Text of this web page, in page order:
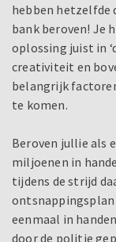
hebben hetzelfde
bank beroven! Je
oplossing juist in
creativiteit en
belangrijk
te komen.
Beroven jullie als
miljoenen in
tijdens de strijd
ontsnappingsplan
eenmaal in
door de politie